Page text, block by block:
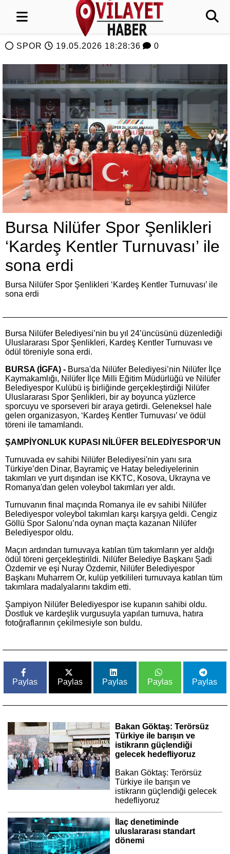
SPOR 19.05.2026 18:28:36 0
Bursa Nilüfer Spor Şenlikleri
‘Kardeş Kentler Turnuvası’ ile
sona erdi
Bursa Nilüfer Spor Şenlikleri ‘Kardeş Kentler Turnuvası’ ile
sona erdi
Bursa Nilüfer Belediyesi’nin bu yıl 24’üncüsünü düzenlediği
Uluslararası Spor Şenlikleri, Kardeş Kentler Turnuvası ve
ödül töreniyle sona erdi.
BURSA (İGFA) - Bursa'da Nilüfer Belediyesi’nin Nilüfer İlçe
Kaymakamlığı, Nilüfer İlçe Milli Eğitim Müdürlüğü ve Nilüfer
Belediyespor Kulübü iş birliğinde gerçekleştirdiği Nilüfer
Uluslararası Spor Şenlikleri, bir ay boyunca yüzlerce
sporcuyu ve sporseveri bir araya getirdi. Geleneksel hale
gelen organizasyon, ‘Kardeş Kentler Turnuvası’ ve ödül
töreni ile tamamlandı.
ŞAMPİYONLUK KUPASI NİLÜFER BELEDİYESPOR’UN
Turnuvada ev sahibi Nilüfer Belediyesi'nin yanı sıra
Türkiye’den Dinar, Bayramiç ve Hatay belediyelerinin
takımları ve yurt dışından ise KKTC, Kosova, Ukrayna ve
Romanya'dan gelen voleybol takımları yer aldı.
Turnuvanın final maçında Romanya ile ev sahibi Nilüfer
Belediyespor voleybol takımları karşı karşıya geldi. Cengiz
Göllü Spor Salonu’nda oynan maçta kazanan Nilüfer
Belediyespor oldu.
Maçın ardından turnuvaya katılan tüm takımların yer aldığı
ödül töreni gerçekleştirildi. Nilüfer Belediye Başkanı Şadi
Özdemir ve eşi Nuray Özdemir, Nilüfer Belediyespor
Başkanı Muharrem Or, kulüp yetkilileri turnuvaya katılan tüm
takımlara madalyalarını takdim etti.
Şampiyon Nilüfer Belediyespor ise kupanın sahibi oldu.
Dostluk ve kardeşlik vurgusuyla yapılan turnuva, hatıra
fotoğraflarının çekilmesiyle son buldu.
Paylas Paylas Paylas Paylas Paylas
Bakan Göktaş: Terörsüz
Türkiye ile barışın ve
istikrarın güçlendiği
gelecek hedefliyoruz
Bakan Göktaş: Terörsüz
Türkiye ile barışın ve
istikrarın güçlendiği gelecek
hedefliyoruz
İlaç denetiminde
uluslararası standart
dönemi